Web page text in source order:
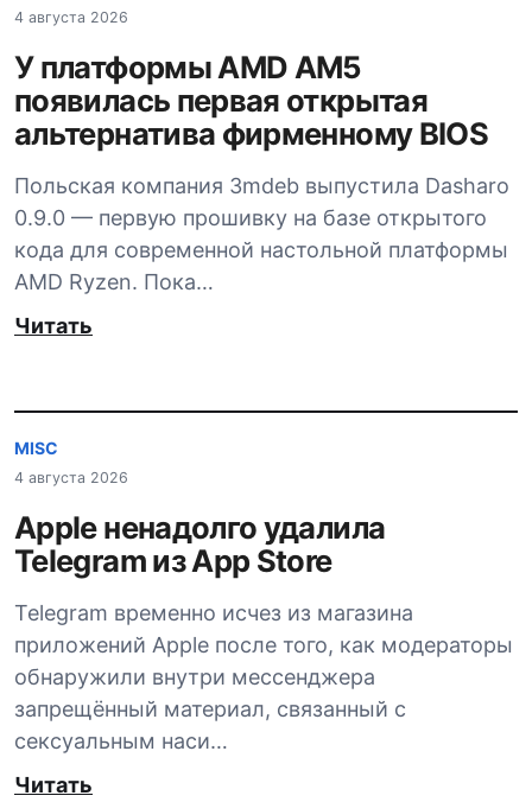
4 августа 2026
У платформы AMD AM5
появилась первая открытая
альтернатива фирменному BIOS
Польская компания 3mdeb выпустила Dasharo
0.9.0 — первую прошивку на базе открытого
кода для современной настольной платформы
AMD Ryzen. Пока…
Читать
MISC
4 августа 2026
Apple ненадолго удалила
Telegram из App Store
Telegram временно исчез из магазина
приложений Apple после того, как модераторы
обнаружили внутри мессенджера
запрещённый материал, связанный с
сексуальным наси…
Читать